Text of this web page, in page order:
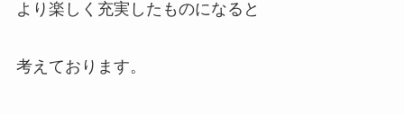
より楽しく充実したものになると
考えております。